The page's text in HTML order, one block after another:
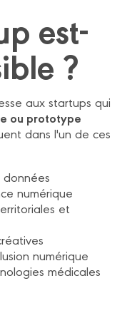
est-
?
aux startups qui
ou prototype
dans l'un de ces
numérique
et
numérique
médicales